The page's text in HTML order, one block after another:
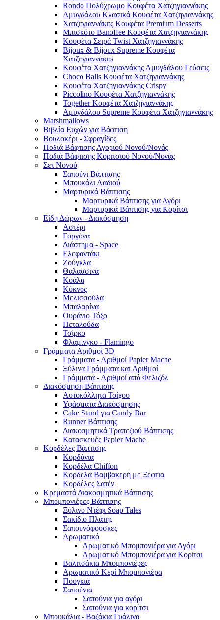
Rondo Πολύχρωμο Κουφέτα Χατζηγιαννάκης
Αμυγδάλου Κλασικά Κουφέτα Χατζηγιαννάκης
Χατζηγιαννάκης Κουφέτα Premium Desserts
Μπισκότο Banoffee Κουφέτα Χατζηγιαννάκης
Κουφέτα Σειρά Twist Χατζηγιαννάκης
Bijoux & Bijoux Supreme Κουφέτα
Χατζηγιαννάκηs
Κουφέτα Χατζηγιαννάκης Αμυγδάλου Γεύσεις
Choco Balls Κουφέτα Χατζηγιαννάκης
Κουφέτα Χατζηγιαννάκης Crispy
Piccolino Κουφέτα Χατζηγιαννάκης
Together Κουφέτα Χατζηγιαννάκης
Αμυγδάλου Supreme Κουφέτα Χατζηγιαννάκης
Marshmallows
Βιβλία Ευχών για Βάφτιση
Βουλοκέρι - Σφραγίδες
Ποδιά Βάφτισης Αγοριού Νονού/Νονάς
Ποδιά Βάφτισης Κοριτσιού Νονού/Νονάς
Σετ Νονού
Σαπούνι Βάπτισης
Μπουκάλι Λαδιού
Μαρτυρικά Βάπτισης
Μαρτυρικά Βάπτισης για Αγόρι
Μαρτυρικά Βάπτισης για Κορίτσι
Είδη Δώρων - Διακόσμηση
Αστέρι
Γοργόνα
Διάστημα - Space
Ελεφαντάκι
Ζούγκλα
Θαλασσινά
Κοάλα
Κύκνος
Μελισσούλα
Μπαλαρίνα
Ουράνιο Τόξο
Πεταλούδα
Τσίρκο
Φλαμίνγκο - Flamingo
Γράμματα Αριθμοί 3D
Γράμματα - Αριθμοί Papier Mache
Ξύλινα Γράμματα και Αριθμοί
Γράμματα - Αριθμοί από Φελιζόλ
Διακόσμηση Βάπτισης
Αυτοκόλλητα Τοίχου
Υφάσματα Διακόσμησης
Cake Stand για Candy Bar
Runner Βάπτισης
Διακοσμητικά Τραπεζιού Βάπτισης
Κατασκευές Papier Mache
Κορδέλες Βάπτισης
Κορδόνια
Κορδέλα Chiffon
Κορδέλα Βαμβακερή με Ξέφτια
Κορδέλες Σατέν
Κρεμαστά Διακοσμητικά Βάπτισης
Μπομπονιέρες Βάπτισης
Ξύλινο Ντέφι Soap Tales
Σακίδιο Πλάτης
Σαπουνόφουσκες
Αρωματικό
Αρωματικό Μπομπονιέρα για Αγόρι
Αρωματικό Μπομπονιέρα για Κορίτσι
Βαλιτσάκια Μπομπονιέρες
Αρωματικό Κερί Μπομπονιέρα
Πουγκιά
Σαπούνια
Σαπούνια για αγόρι
Σαπούνια για κορίτσι
Μπουκάλια - Βαζάκια Γυάλινα